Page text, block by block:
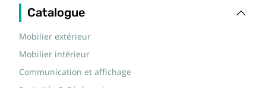
Catalogue
Mobilier extérieur
Mobilier intérieur
Communication et affichage